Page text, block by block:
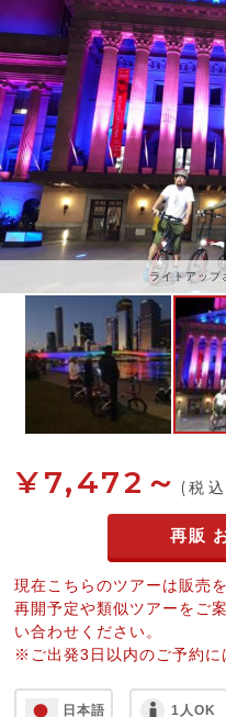
ライトアップ
¥7,472～ (税
再販
現在こちらのツアーは販売
再開予定や類似ツアーをご
い合わせください。
※ご出発3日以内のご予約に
日本語 1人OK